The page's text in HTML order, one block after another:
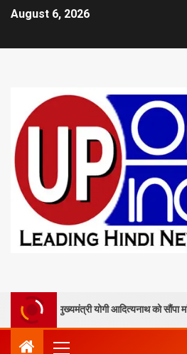
August 6, 2026
योगी आदित्यनाथ को सौंपा मांग पत्र